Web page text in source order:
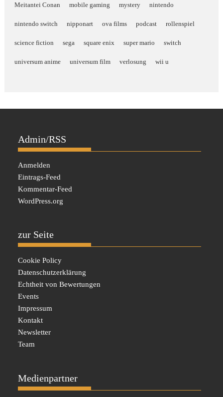
Meitantei Conan mobile gaming mystery nintendo
nintendo switch nipponart ova films podcast rollenspiel
science fiction sega square enix super mario switch
universum anime universum film verlosung wii u
Admin/RSS
Anmelden
Eintrags-Feed
Kommentar-Feed
WordPress.org
zur Seite
Cookie Policy
Datenschutzerklärung
Echtheit von Bewertungen
Events
Impressum
Kontakt
Newsletter
Team
Medienpartner